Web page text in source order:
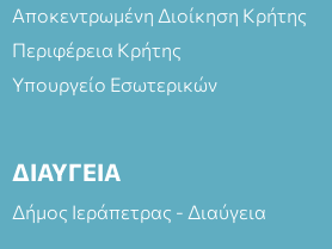
Αποκεντρωμένη Διοίκηση Κρήτης
Περιφέρεια Κρήτης
Υπουργείο Εσωτερικών
ΔΙΑΥΓΕΙΑ
Δήμος Ιεράπετρας - Διαύγεια